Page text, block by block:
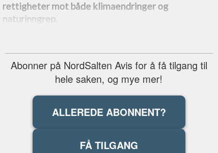
rettigheter mot både klimaendringer og
naturinngrep.
Abonner på NordSalten Avis for å få tilgang til
hele saken, og mye mer!
ALLEREDE ABONNENT?
FÅ TILGANG